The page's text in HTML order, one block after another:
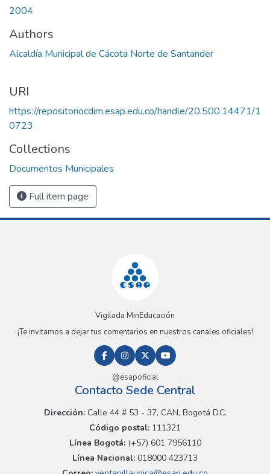
2004
Authors
Alcaldía Municipal de Cácota Norte de Santander
URI
https://repositoriocdim.esap.edu.co/handle/20.500.14471/1
0723
Collections
Documentos Municipales
Full item page
Vigilada MinEducación
¡Te invitamos a dejar tus comentarios en nuestros canales oficiales!
@esapoficial
Contacto Sede Central
Dirección:Calle 44 # 53 - 37, CAN, Bogotá D.C.
Código postal: 111321
Línea Bogotá:(+57) 601 7956110
Línea Nacional: 018000 423713